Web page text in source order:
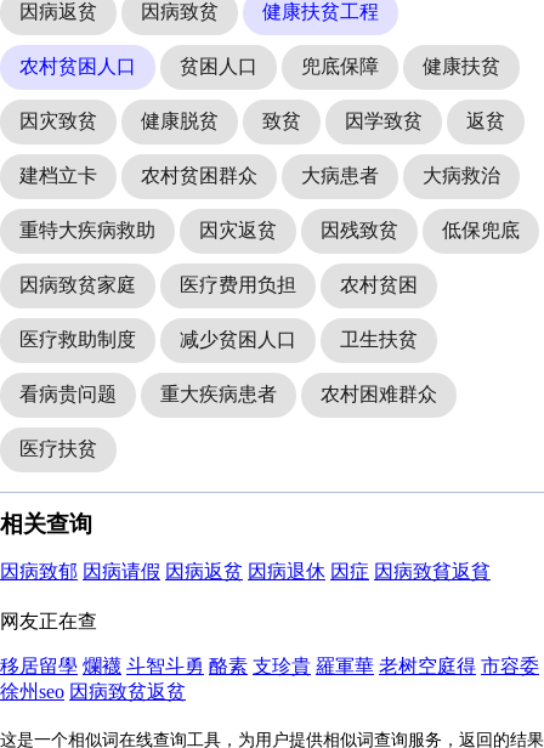
因病返贫 因病致贫 健康扶贫工程
农村贫困人口 贫困人口 兜底保障 健康扶贫
因灾致贫 健康脱贫 致贫 因学致贫 返贫
建档立卡 农村贫困群众 大病患者 大病救治
重特大疾病救助 因灾返贫 因残致贫 低保兜底
因病致贫家庭 医疗费用负担 农村贫困
医疗救助制度 减少贫困人口 卫生扶贫
看病贵问题 重大疾病患者 农村困难群众
医疗扶贫
相关查询
因病致郁 因病请假 因病返贫 因病退休 因症 因病致貧返貧
网友正在查
移居留學 爛襪 斗智斗勇 酪素 支珍貴 羅軍華 老树空庭得 市容委
徐州seo 因病致贫返贫
这是一个相似词在线查询工具，为用户提供相似词查询服务，返回的结果